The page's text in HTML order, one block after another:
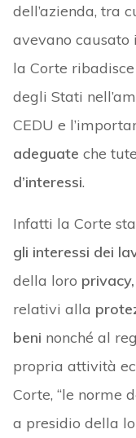
dell’azienda, tra
avevano causato
la Corte
degli Stati
CEDU e
adeguate che
d’interessi.
Infatti la Corte
gli interessi dei
della loro privacy,
relativi alla
beni nonché al
propria attività
Corte, “le norme
a presidio della